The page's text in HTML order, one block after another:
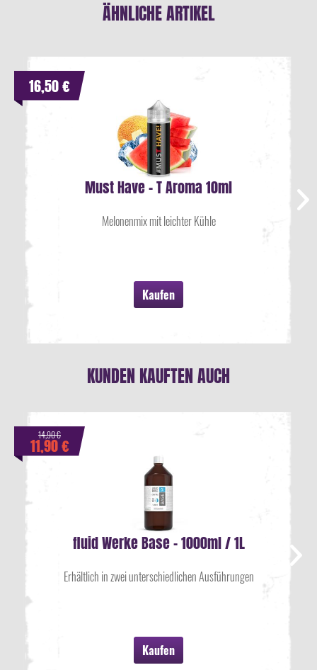
ÄHNLICHE ARTIKEL
Must Have - T Aroma 10ml
Melonenmix mit leichter Kühle
Kaufen
16,50 €
KUNDEN KAUFTEN AUCH
fluid Werke Base - 1000ml / 1L
Erhältlich in zwei unterschiedlichen Ausführungen
Kaufen
11,90 €
14,90 €